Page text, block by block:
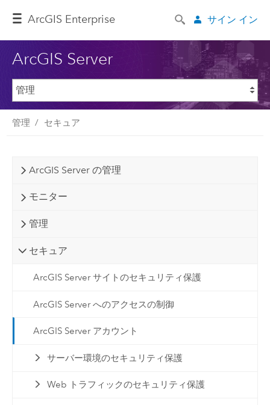
ArcGIS Enterprise サイン イン
ArcGIS Server
管理 セキュア
ArcGIS Server の管理
モニター
管理
セキュア
ArcGIS Server サイトのセキュリティ保護
ArcGIS Server へのアクセスの制御
ArcGIS Server アカウント
サーバー環境のセキュリティ保護
Web トラフィックのセキュリティ保護